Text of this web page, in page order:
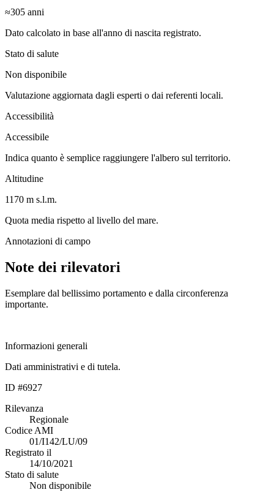
≈305 anni
Dato calcolato in base all'anno di nascita registrato.
Stato di salute
Non disponibile
Valutazione aggiornata dagli esperti o dai referenti locali.
Accessibilità
Accessibile
Indica quanto è semplice raggiungere l'albero sul territorio.
Altitudine
1170 m s.l.m.
Quota media rispetto al livello del mare.
Annotazioni di campo
Note dei rilevatori
Esemplare dal bellissimo portamento e dalla circonferenza
importante.
Informazioni generali
Dati amministrativi e di tutela.
ID #6927
Rilevanza
Regionale
Codice AMI
01/I142/LU/09
Registrato il
14/10/2021
Stato di salute
Non disponibile